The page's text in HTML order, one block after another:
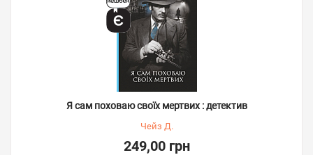
Я сам поховаю своїх мертвих : детектив
Чейз Д.
249,00 грн